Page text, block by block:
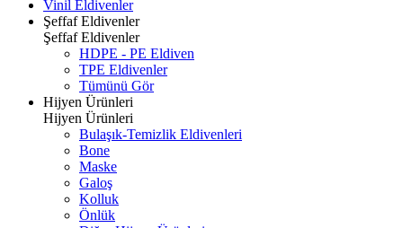
Vinil Eldivenler
Şeffaf Eldivenler
Şeffaf Eldivenler
HDPE - PE Eldiven
TPE Eldivenler
Tümünü Gör
Hijyen Ürünleri
Hijyen Ürünleri
Bulaşık-Temizlik Eldivenleri
Bone
Maske
Galoş
Kolluk
Önlük